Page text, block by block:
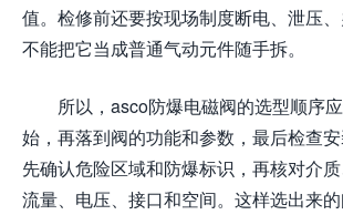
值。检修前还要按现场制度断电、泄压、
不能把它当成普通气动元件随手拆。
所以，asco防爆电磁阀的选型顺序
始，再落到阀的功能和参数，最后检查安
先确认危险区域和防爆标识，再核对介质
流量、电压、接口和空间。这样选出来